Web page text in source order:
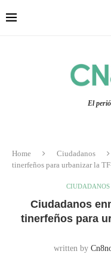
El
Home Ciudadanos
tinerfeños para urbanizar la
CIUDADANOS
Ciudadanos
tinerfeños para
written by